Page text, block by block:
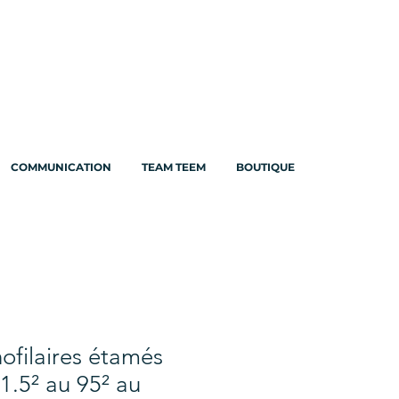
COMMUNICATION TEAM TEEM BOUTIQUE
étamés
au 95² au